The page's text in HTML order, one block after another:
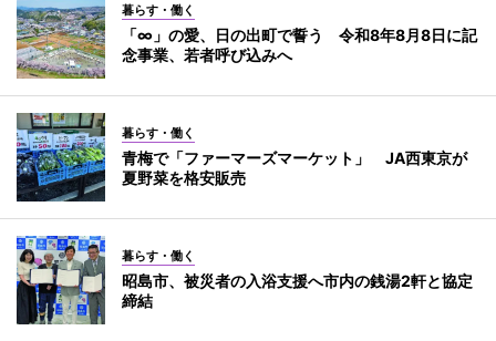
暮らす・働く
「∞」の愛、日の出町で誓う 令和8年8月8日に記
念事業、若者呼び込みへ
暮らす・働く
青梅で「ファーマーズマーケット」 JA西東京が
夏野菜を格安販売
暮らす・働く
昭島市、被災者の入浴支援へ市内の銭湯2軒と協定
締結